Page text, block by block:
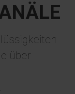
über